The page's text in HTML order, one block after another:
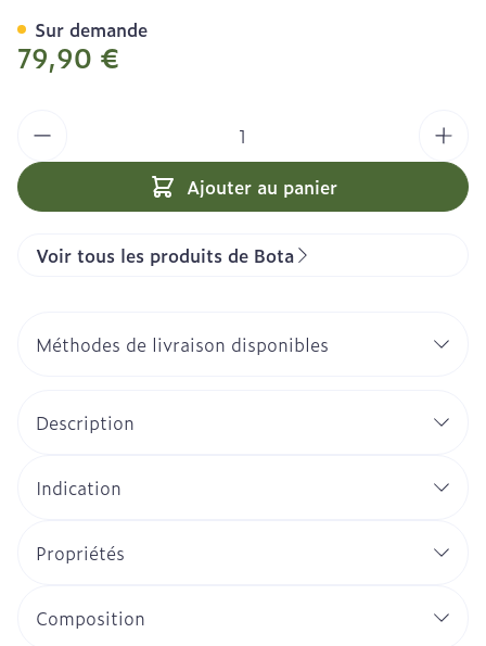
79,90 €
Ajouter au panier
Sur demande
Voir tous les produits de Bota
Méthodes de livraison disponibles
Description
Indication
Propriétés
Composition